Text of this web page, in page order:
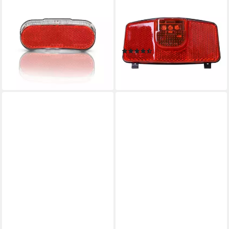
LED Fahrrad Rücklicht für
Dynamo - StVZO zugelassen,
50-80mm
8,99 €
lieferbar - in 3-4 Werktagen bei dir
Fahrrad Rücklicht mit
Reflektor für Gepäckträger
40062
(3)
5,39 €
lieferbar - in 9-11 Werktagen bei